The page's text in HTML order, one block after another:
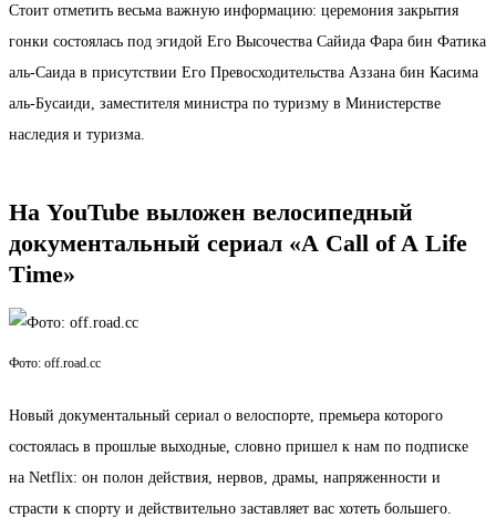
Стоит отметить весьма важную информацию: церемония закрытия
гонки состоялась под эгидой Его Высочества Сайида Фара бин Фатика
аль-Саида в присутствии Его Превосходительства Аззана бин Касима
аль-Бусаиди, заместителя министра по туризму в Министерстве
наследия и туризма.
На YouTube выложен велосипедный
документальный сериал «A Call of A Life
Time»
Фото: off.road.cc
Новый документальный сериал о велоспорте, премьера которого
состоялась в прошлые выходные, словно пришел к нам по подписке
на Netflix: он полон действия, нервов, драмы, напряженности и
страсти к спорту и действительно заставляет вас хотеть большего.